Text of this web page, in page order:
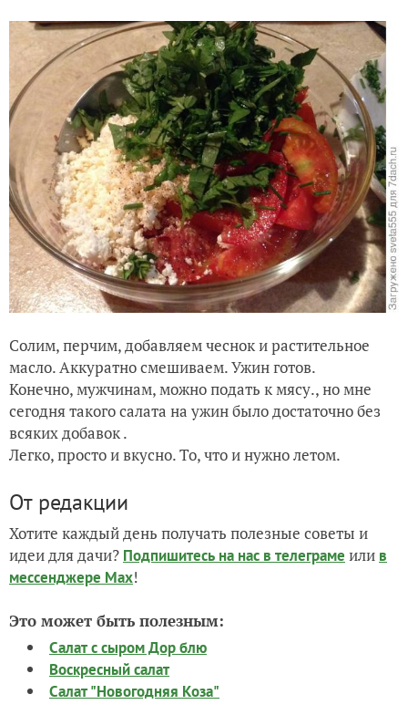
Солим, перчим, добавляем чеснок и растительное
масло. Аккуратно смешиваем. Ужин готов.
Конечно, мужчинам, можно подать к мясу., но мне
сегодня такого салата на ужин было достаточно без
всяких добавок .
Легко, просто и вкусно. То, что и нужно летом.
От редакции
Хотите каждый день получать полезные советы и
идеи для дачи? Подпишитесь на нас в телеграме или в
мессенджере Max!
Это может быть полезным:
Салат с сыром Дор блю
Воскресный салат
Салат "Новогодняя Коза"